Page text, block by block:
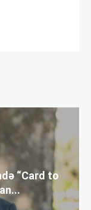
“Card to